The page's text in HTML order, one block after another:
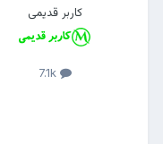
کاربر قدیمی
7.1k